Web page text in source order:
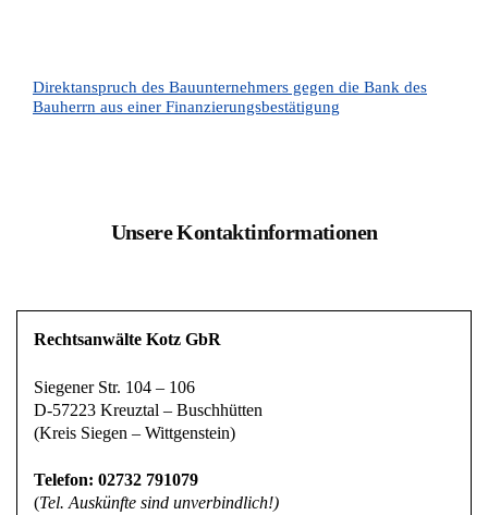
Direktanspruch des Bauunternehmers gegen die Bank des
Bauherrn aus einer Finanzierungsbestätigung
Unsere Kontaktinformationen
Rechtsanwälte Kotz GbR
Siegener Str. 104 – 106
D-57223 Kreuztal – Buschhütten
(Kreis Siegen – Wittgenstein)
Telefon: 02732 791079
(Tel. Auskünfte sind unverbindlich!)